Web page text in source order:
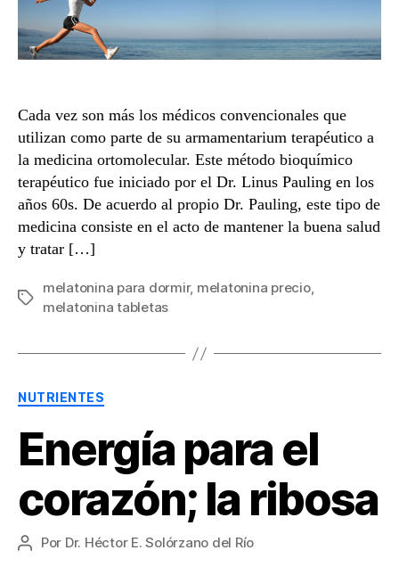
Cada vez son más los médicos convencionales que
utilizan como parte de su armamentarium terapéutico a
la medicina ortomolecular. Este método bioquímico
terapéutico fue iniciado por el Dr. Linus Pauling en los
años 60s. De acuerdo al propio Dr. Pauling, este tipo de
medicina consiste en el acto de mantener la buena salud
y tratar […]
Etiquetas
melatonina para dormir, melatonina precio,
melatonina tabletas
NUTRIENTES
Energía para el
corazón; la ribosa
Autor
Por Dr. Héctor E. Solórzano del Río